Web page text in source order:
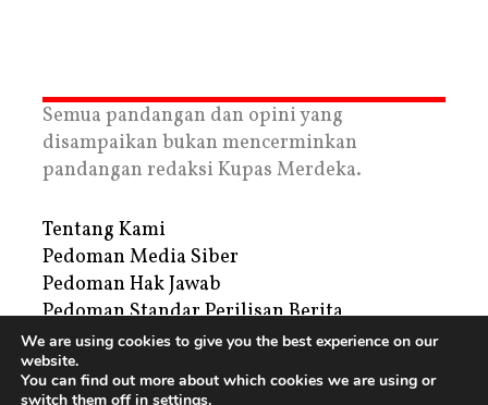
Semua pandangan dan opini yang
disampaikan bukan mencerminkan
pandangan redaksi Kupas Merdeka.
Tentang Kami
Pedoman Media Siber
Pedoman Hak Jawab
Pedoman Standar Perilisan Berita
Privacy Policy
Periklanan
We are using cookies to give you the best experience on our
website.
You can find out more about which cookies we are using or
switch them off in settings.